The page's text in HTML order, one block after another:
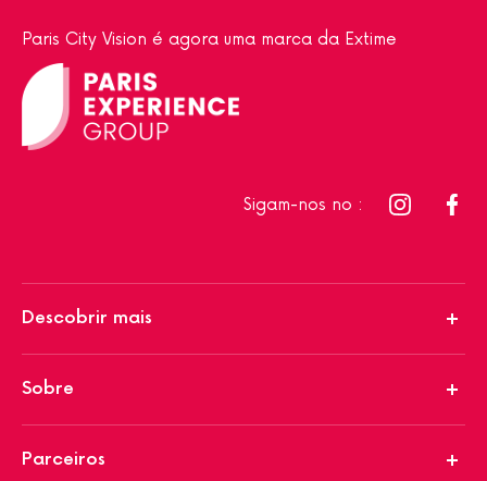
Paris City Vision é agora uma marca da Extime
Sigam-nos no :
Descobrir mais
Sobre
Parceiros